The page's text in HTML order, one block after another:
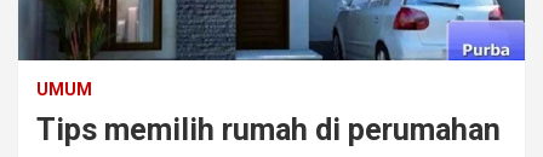
UMUM
Tips memilih rumah di perumahan